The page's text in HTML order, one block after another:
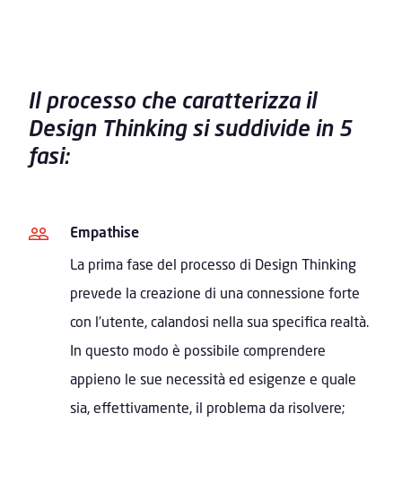
Il processo che caratterizza il
Design Thinking si suddivide in 5
fasi:
Empathise
La prima fase del processo di Design Thinking
prevede la creazione di una connessione forte
con l’utente, calandosi nella sua specifica realtà.
In questo modo è possibile comprendere
appieno le sue necessità ed esigenze e quale
sia, effettivamente, il problema da risolvere;